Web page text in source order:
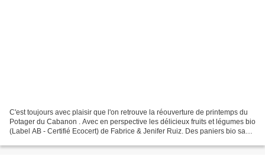
C'est toujours avec plaisir que l'on retrouve la réouverture de printemps du
Potager du Cabanon . Avec en perspective les délicieux fruits et légumes bio
(Label AB - Certifié Ecocert) de Fabrice & Jenifer Ruiz. Des paniers bio sans